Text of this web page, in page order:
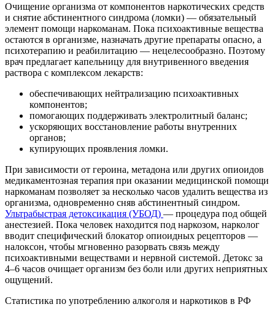
Очищение организма от компонентов наркотических средств
и снятие абстинентного синдрома (ломки) — обязательный
элемент помощи наркоманам. Пока психоактивные вещества
остаются в организме, назначать другие препараты опасно, а
психотерапию и реабилитацию — нецелесообразно. Поэтому
врач предлагает капельницу для внутривенного введения
раствора с комплексом лекарств:
обеспечивающих нейтрализацию психоактивных
компонентов;
помогающих поддерживать электролитный баланс;
ускоряющих восстановление работы внутренних
органов;
купирующих проявления ломки.
При зависимости от героина, метадона или других опиоидов
медикаментозная терапия при оказании медицинской помощи
наркоманам позволяет за несколько часов удалить вещества из
организма, одновременно сняв абстинентный синдром.
Ультрабыстрая детоксикация (УБОД) — процедура под общей
анестезией. Пока человек находится под наркозом, нарколог
вводит специфический блокатор опиоидных рецепторов —
налоксон, чтобы мгновенно разорвать связь между
психоактивными веществами и нервной системой. Детокс за
4–6 часов очищает организм без боли или других неприятных
ощущений.
Статистика по употреблению алкоголя и наркотиков в РФ